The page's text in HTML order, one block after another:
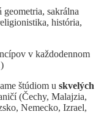
geometria, sakrálna
história,
v každodennom
štúdiom u skvelých
(Čechy, Malajzia,
Nemecko, Izrael,